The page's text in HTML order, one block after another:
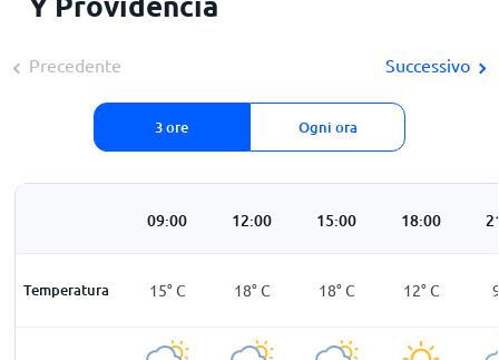
Precedente
3 ore Ogni ora
Successivo
09:00 12:00 15:00 18:00
Temperatura
7°C 15°C 18°C 18°C 12°C